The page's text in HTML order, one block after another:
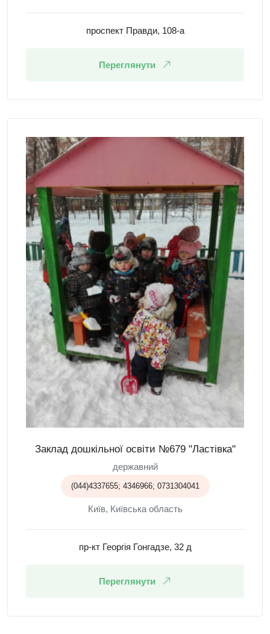
проспект Правди, 108-а
Переглянути
Заклад дошкільної освіти №679 "Ластівка"
державний
(044)4337655; 4346966; 0731304041
Київ, Київська область
пр-кт Георгія Гонгадзе, 32 д
Переглянути